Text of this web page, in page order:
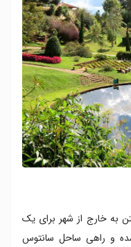
به خارج از شهر برای یک
و راهی ساحل سانتوس